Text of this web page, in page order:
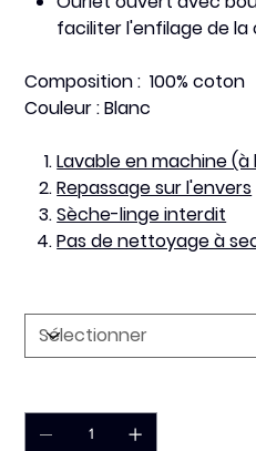
faciliter l'enfilage de la
Composition : 100% coton
Couleur : Blanc
Lavable en machine (à
Repassage sur l'envers
Sèche-linge interdit
Pas de nettoyage à